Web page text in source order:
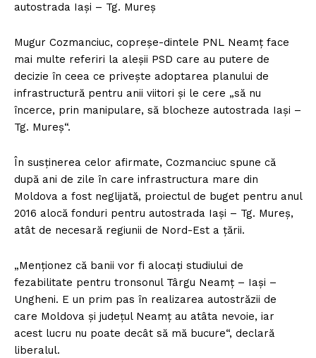
autostrada Iaşi – Tg. Mureş
Mugur Cozmanciuc, copreşe-dintele PNL Neamţ face
mai multe referiri la aleşii PSD care au putere de
decizie în ceea ce priveşte adoptarea planului de
infrastructură pentru anii viitori şi le cere „să nu
încerce, prin manipulare, să blocheze autostrada Iaşi –
Tg. Mureş“.
În susţinerea celor afirmate, Cozmanciuc spune că
după ani de zile în care infrastructura mare din
Moldova a fost neglijată, proiectul de buget pentru anul
2016 alocă fonduri pentru autostrada Iaşi – Tg. Mureş,
atât de necesară regiunii de Nord-Est a ţării.
„Menţionez că banii vor fi alocaţi studiului de
fezabilitate pentru tronsonul Târgu Neamţ – Iaşi –
Ungheni. E un prim pas în realizarea autostrăzii de
care Moldova şi judeţul Neamţ au atâta nevoie, iar
acest lucru nu poate decât să mă bucure“, declară
liberalul.